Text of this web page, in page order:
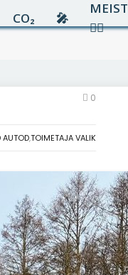
CO₂ 🎤︎︎
MEIST
✍🏻
0
AUTOD,TOIMETAJA VALIK